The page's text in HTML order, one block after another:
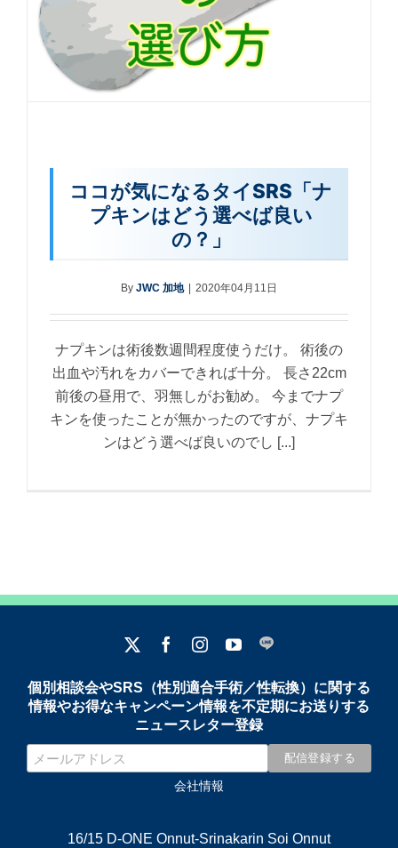
ココが気になるタイSRS「ナ
プキンはどう選べば良い
の？」
By JWC 加地 2020年04月11日
ナプキンは術後数週間程度使うだけ。 術後の
出血や汚れをカバーできれば十分。 長さ22cm
前後の昼用で、羽無しがお勧め。 今までナプ
キンを使ったことが無かったのですが、ナプキ
ンはどう選べば良いのでし [...]
個別相談会やSRS（性別適合手術／性転換）に関する
情報やお得なキャンペーン情報を不定期にお送りする
ニュースレター登録
会社情報
16/15 D-ONE Onnut-Srinakarin Soi Onnut